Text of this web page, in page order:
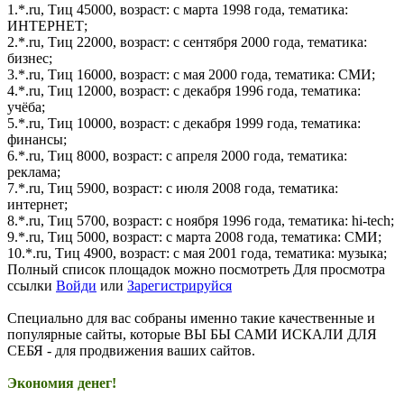
1.*.ru, Тиц 45000, возраст: с марта 1998 года, тематика:
ИНТЕРНЕТ;
2.*.ru, Тиц 22000, возраст: с сентября 2000 года, тематика:
бизнес;
3.*.ru, Тиц 16000, возраст: с мая 2000 года, тематика: СМИ;
4.*.ru, Тиц 12000, возраст: с декабря 1996 года, тематика:
учёба;
5.*.ru, Тиц 10000, возраст: с декабря 1999 года, тематика:
финансы;
6.*.ru, Тиц 8000, возраст: с апреля 2000 года, тематика:
реклама;
7.*.ru, Тиц 5900, возраст: с июля 2008 года, тематика:
интернет;
8.*.ru, Тиц 5700, возраст: с ноября 1996 года, тематика: hi-tech;
9.*.ru, Тиц 5000, возраст: с марта 2008 года, тематика: СМИ;
10.*.ru, Тиц 4900, возраст: с мая 2001 года, тематика: музыка;
Полный список площадок можно посмотреть Для просмотра
ссылки Войди или Зарегистрируйся
Специально для вас собраны именно такие качественные и
популярные сайты, которые ВЫ БЫ САМИ ИСКАЛИ ДЛЯ
СЕБЯ - для продвижения ваших сайтов.
Экономия денег!